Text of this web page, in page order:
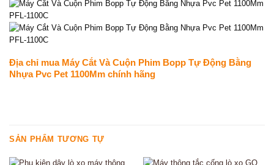
Địa chỉ mua Máy Cắt Và Cuộn Phim Bopp Tự Động Bằng
Nhựa Pvc Pet 1100Mm chính hãng
SẢN PHẨM TƯƠNG TỰ